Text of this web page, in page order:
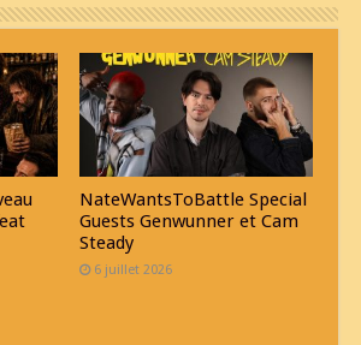
NateWantsToBattle Special
Guests Genwunner et Cam
Steady
6 juillet 2026